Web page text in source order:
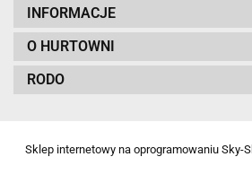
INFORMACJE
O HURTOWNI
RODO
Sklep internetowy na oprogramowaniu Sky-